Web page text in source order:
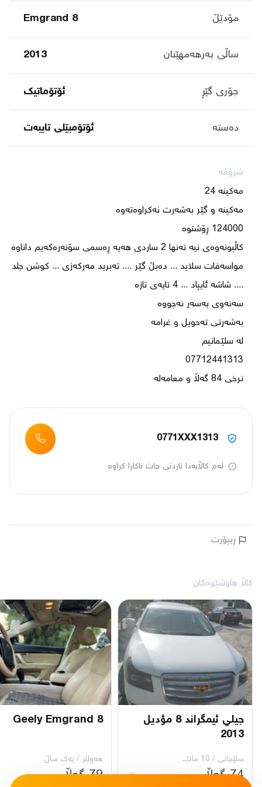
مۆدێڵ Emgrand 8
ساڵی بەرهەمهێنان 2013
جۆری گێڕ ئۆتۆماتیک
دەستە ئۆتۆمبێلی تایبه‌ت
شرۆڤە
نرخی 84 گەڵا و معامەلە
0771XXX1313
لەم کاڵایەدا ناردنی چات ناکارا کراوە
ڕیپۆرت
کاڵا هاوشێوەکان
جيلي ئيمگراند 8 مؤديل
2013
سلێمانی / 10 مانگ
74 گەڵا
Geely Emgrand 8
هەولێر / یه‌ك ساڵ
79 گەڵا